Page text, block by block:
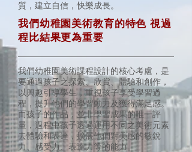
質，建立自信，快樂成長。
我們幼稚園美術教育的特色 視過
程比結果更為重要
我們幼稚園美術課程設計的核心考慮，是
要通過孩子之探索、欣賞、體驗和創作，
以興趣引導學生，重視孩子享受學習過
程，提升他們的學習動力及獲得滿足感。
而孩子的作品，並非學習成果的唯一評
量，過程中孩子透過運用不同之美術元素
去體驗和表達，擴展他們對美感的敏銳
力、感受力、表達力等的能力。